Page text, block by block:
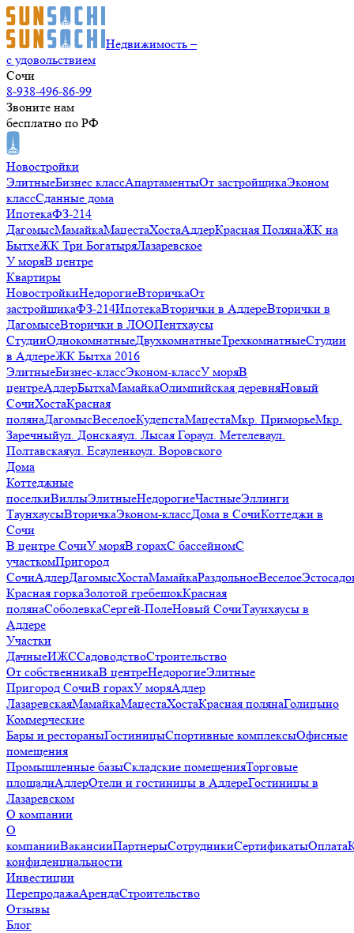
Недвижимость –
с удовольствием
Сочи
8-938-496-86-99
Звоните нам
бесплатно по РФ
Новостройки
ЭлитныеБизнес классАпартаментыОт застройщикаЭконом
классСданные дома
ИпотекаФЗ-214
ДагомысМамайкаМацестаХостаАдлерКрасная ПолянаЖК на
БытхеЖК Три БогатыряЛазаревское
У моряВ центре
Квартиры
НовостройкиНедорогиеВторичкаОт
застройщикаФЗ-214ИпотекаВторички в АдлереВторички в
ДагомысеВторички в ЛООПентхаусы
СтудииОднокомнатныеДвухкомнатныеТрехкомнатныеСтудии
в АдлереЖК Бытха 2016
ЭлитныеБизнес-классЭконом-классУ моряВ
центреАдлерБытхаМамайкаОлимпийская деревняНовый
СочиХостаКрасная
полянаДагомысВеселоеКудепстаМацестаМкр. ПриморьеМкр.
Заречныйул. Донскаяул. Лысая Гораул. Метелеваул.
Полтавскаяул. Есауленкоул. Воровского
Дома
Коттеджные
поселкиВиллыЭлитныеНедорогиеЧастныеЭллинги
ТаунхаусыВторичкаЭконом-классДома в СочиКоттеджи в
Сочи
В центре СочиУ моряВ горахС бассейномС
участкомПригород
СочиАдлерДагомысХостаМамайкаРаздольноеВеселое
Красная горкаЗолотой гребешокКрасная
полянаСоболевкаСергей-ПолеНовый СочиТаунхаусы в
Адлере
Участки
ДачныеИЖССадоводствоСтроительство
От собственникаВ центреНедорогиеЭлитные
Пригород СочиВ горахУ моряАдлер
ЛазаревскаяМамайкаМацестаХостаКрасная полянаГолицыно
Коммерческие
Бары и рестораныГостиницыСпортивные комплексыОфисные
помещения
Промышленные базыСкладские помещенияТорговые
площадиАдлерОтели и гостиницы в АдлереГостиницы в
Лазаревском
О компании
О
компанииВакансииПартнерыСотрудникиСертификатыОплата
конфиденциальности
Инвестиции
ПерепродажаАрендаСтроительство
Отзывы
Блог